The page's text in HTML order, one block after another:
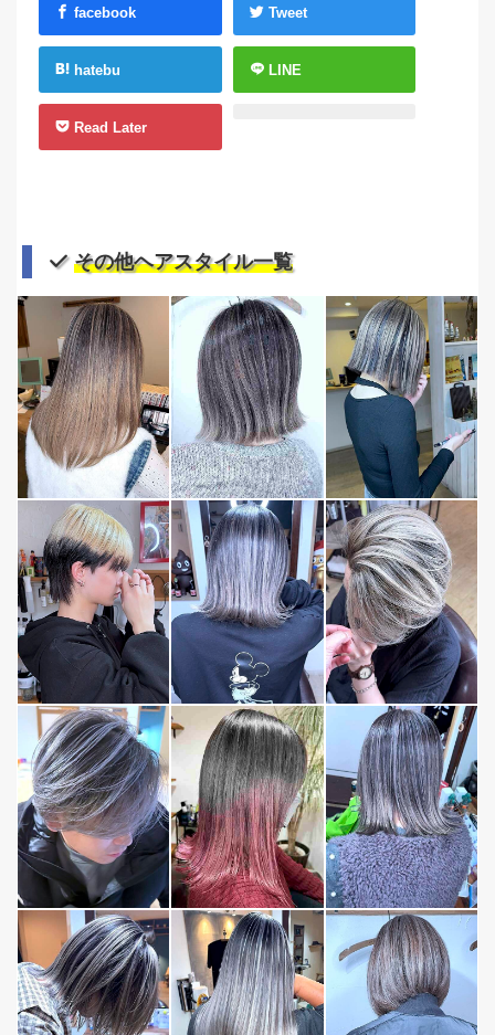
facebook Tweet
hatebu LINE
Read Later
その他ヘアスタイル一覧